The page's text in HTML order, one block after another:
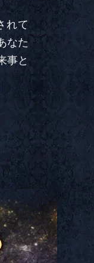
れて
なた
事と